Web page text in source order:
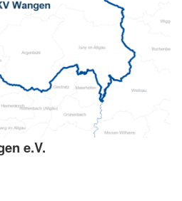
e.V.